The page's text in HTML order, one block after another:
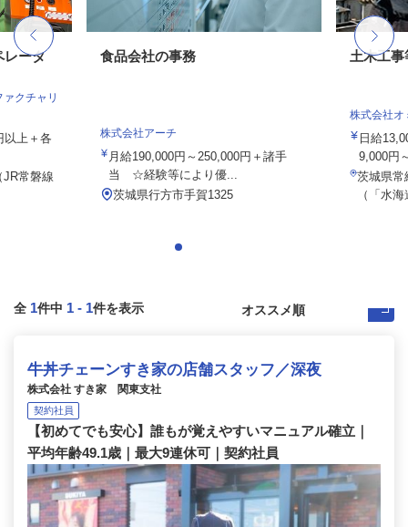
レータ
クチャリ
以上＋各
JR常磐線
食品会社の事務
株式会社アーチ
月給190,000円～250,000円＋諸手
当 ☆経験等により優...
茨城県行方市手賀1325
土木工
株式会社オ
日給
9,000円
茨城県常
（「水
全 1件中 1 - 1件を表示
牛丼チェーンすき家の店舗スタッフ／深夜
株式会社 すき家 関東支社
契約社員
【初めてでも安心】誰もが覚えやすいマニュアル確立｜
平均年齢49.1歳｜最大9連休可｜契約社員